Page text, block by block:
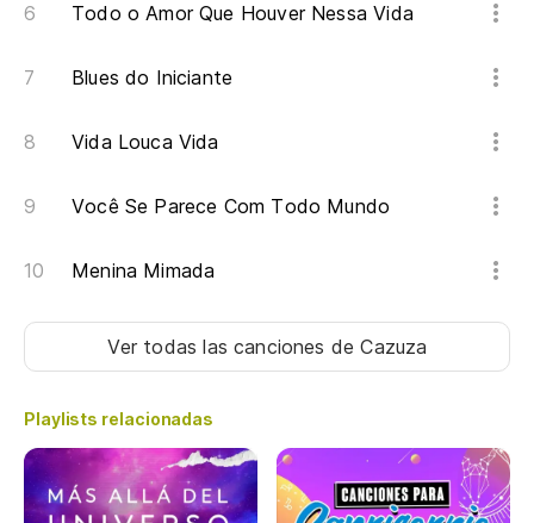
Todo o Amor Que Houver Nessa Vida
Blues do Iniciante
Vida Louca Vida
Você Se Parece Com Todo Mundo
Menina Mimada
Ver todas las canciones de Cazuza
Playlists relacionadas